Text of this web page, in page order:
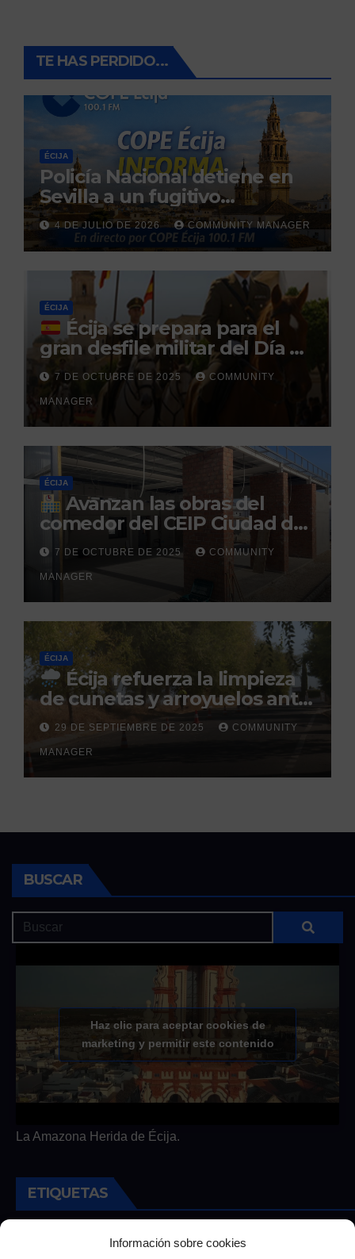
Información sobre cookies
TE HAS PERDIDO...
ÉCIJA
Policía Nacional detiene en
Sevilla a un fugitivo
reclamado por narcotráfico
tras no regresar a prisión
durante un permiso
penitenciario
4 DE JULIO DE 2026 COMMUNITY MANAGER
ÉCIJA
Écija se prepara para el
gran desfile militar del Día de
la Hispanidad organizado por
el Centro Militar de Cría
Caballar
7 DE OCTUBRE DE 2025 COMMUNITY
MANAGER
ÉCIJA
Avanzan las obras del
comedor del CEIP Ciudad del
Sol: su finalización está
prevista para finales de 2025
7 DE OCTUBRE DE 2025 COMMUNITY
MANAGER
ÉCIJA
Écija refuerza la limpieza
de cunetas y arroyuelos ante
la llegada de las lluvias
otoñales
29 DE SEPTIEMBRE DE 2025 COMMUNITY
MANAGER
BUSCAR
Haz clic para aceptar cookies de
marketing y permitir este contenido
La Amazona Herida de Écija.
ETIQUETAS
Andalucía Cultura Deportes